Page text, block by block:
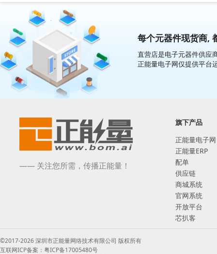
每个元器件现货商,
直营店是电子元器件供应
正能量电子网仅提供平台
—— 关注您所需，传播正能量！
旗下产品
正能量电子网
正能量ERP
配单
供应链
商城系统
官网系统
开放平台
芯扒客
©2017-2026 深圳市正能量网络技术有限公司 版权所有
互联网ICP备案：粤ICP备17005480号